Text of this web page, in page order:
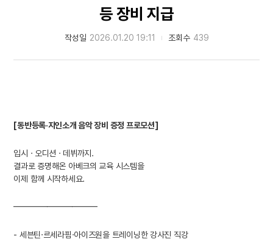
등 장비 지급
작성일 2026.01.20 19:11 조회수 439
[동반등록·지인소개 음악 장비 증정 프로모션]
입시 · 오디션 · 데뷔까지.
결과로 증명해온 아베크의 교육 시스템을
이제 함께 시작하세요.
━━━━━━━━━━
- 세븐틴·르세라핌·아이즈원을 트레이닝한 강사진 직강